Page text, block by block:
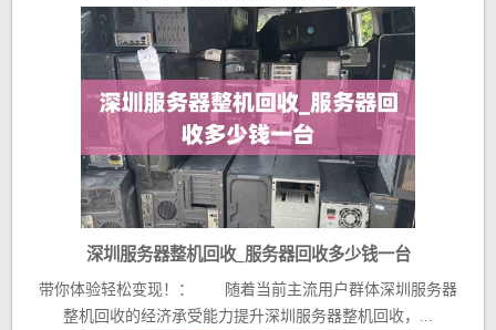
深圳服务器整机回收_服务器回收多少钱一台
带你体验轻松变现！： 随着当前主流用户群体深圳服务器
整机回收的经济承受能力提升深圳服务器整机回收，...